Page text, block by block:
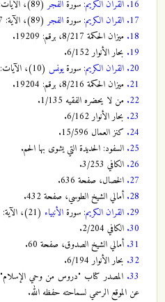
16. القران الكريم: سورةالفجر(89)، الآيات: 27 - 30، الصفحة:
17. القران الكريم: سورةالفجر(89)، الآية: 27 و 28، الصفحة:
18. ميزان الحكمة 8/217، برقم: 19209.
19. بحار الأنوار 6/152.
20. القران الكريم: سورةيونس (10)، الآيات: 62 - 64، الصفحة:
21. ميزان الحكمة 8/216، برقم: 19204.
22. من لا يحضره الفقيه 1/135.
23. بحار الأنوار 6/162.
24. كنز العمال 15/596.
25. السفود: الحديدة التي يشوى بها الحم.
26. الكافي 3/253.
27. الخصال، صفحة 636.
28. أمالي الشيخ الطوسي، صفحة 432.
29. القران الكريم: سورةالأنبياء (21)، الآية: 103، الصفحة:
30. الكافي 2/204.
31. أمالي الشيخ الصدوق، صفحة 60.
32. بحار الأنوار 6/194.
33. المصدر كتاب "دروس من وحي الإسلام"
عن الموقع الرسمي لسماحته حفظه الله.